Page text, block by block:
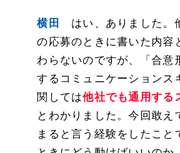
横田
はい、ありました。
の応募のときに書いた内容
わらないのですが、「合意
するコミュニケーションス
関しては他社でも通用する
とわかりました。今回敢え
まると言う経験をしたこと